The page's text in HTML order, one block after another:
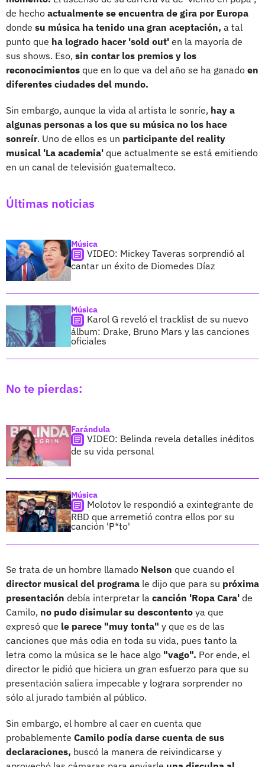
de hecho actualmente se encuentra de gira por Europa
donde su música ha tenido una gran aceptación, a tal
punto que ha logrado hacer 'sold out' en la mayoría de
sus shows. Eso, sin contar los premios y los
reconocimientos que en lo que va del año se ha ganado en
diferentes ciudades del mundo.
Sin embargo, aunque la vida al artista le sonríe, hay a
algunas personas a los que su música no los hace
sonreír. Uno de ellos es un participante del reality
musical 'La academia' que actualmente se está emitiendo
en un canal de televisión guatemalteco.
Últimas noticias
Música
VIDEO: Mickey Taveras sorprendió al
cantar un éxito de Diomedes Díaz
Música
Karol G reveló el tracklist de su nuevo
álbum: Drake, Bruno Mars y las canciones
oficiales
No te pierdas:
Farándula
VIDEO: Belinda revela detalles inéditos
de su vida personal
Música
Molotov le respondió a exintegrante de
RBD que arremetió contra ellos por su
canción 'P*to'
Se trata de un hombre llamado Nelson que cuando el
director musical del programa le dijo que para su próxima
presentación debía interpretar la canción 'Ropa Cara' de
Camilo, no pudo disimular su descontento ya que
expresó que le parece "muy tonta" y que es de las
canciones que más odia en toda su vida, pues tanto la
letra como la música se le hace algo "vago". Por ende, el
director le pidió que hiciera un gran esfuerzo para que su
presentación saliera impecable y lograra sorprender no
sólo al jurado también al público.
Sin embargo, el hombre al caer en cuenta que
probablemente Camilo podía darse cuenta de sus
declaraciones, buscó la manera de reivindicarse y